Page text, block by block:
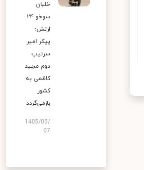
خلبان
سوخو ۲۴
ارتش؛
پیکر امیر
سرتیپ
دوم مجید
کاظمی به
کشور
بازمی‌گردد
1405/05/
07